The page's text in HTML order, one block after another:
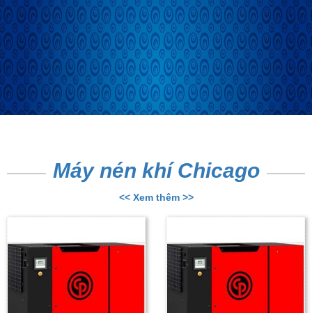
Máy nén khí Chicago
<< Xem thêm >>